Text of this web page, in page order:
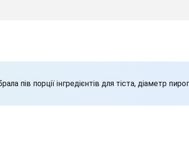
пів порції інгредієнтів для тіста, діаметр